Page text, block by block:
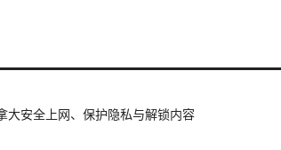
安全上网、保护隐私与解锁内容